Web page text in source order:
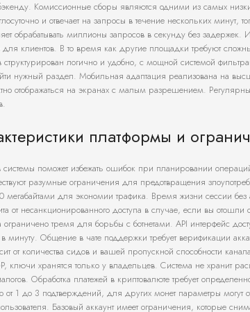
Комиссионные сборы являются одними из самых
и отвечает на запросы в течение нескольких минут,
обрабатывать миллионы запросов в секунду без
для клиентов. В то время как другие площадки требуют
структурирован логично и удобно, с мощной системой
нужный раздел. Мобильная адаптация реализована на
отображаться на экранах с малым разрешением.
платформы и
поможет избежать ошибок при планировании
разумные ограничения для предотвращения
для экономии трафика. Время жизни сессии без
от несанкционированного доступа в случае, если вы
тремя для борьбы с ботнетами. API интерфейс
минуту. Общение в чате поддержки требует верификации
от количества сидов и вашей пропускной способности
ключи хранятся только у владельцев. Система не хранит
Обработка платежей в криптовалюте требует
1 до 3 подтверждений, для других монет параметры могут
Базовый аккаунт имеет ограничения, которые